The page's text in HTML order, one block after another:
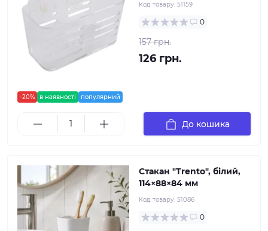
-20% в наявності популярний
Код товару: 51159
0
157 грн.
126 грн.
До кошика
Стакан "Trento", білий,
114×88×84 мм
Код товару: 51086
0